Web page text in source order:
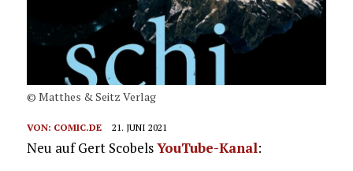
© Matthes & Seitz Verlag
VON: COMIC.DE 21. JUNI 2021
Neu auf Gert ScobelsYouTube-Kanal: